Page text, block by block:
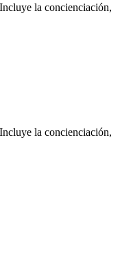
la concienciación,
la concienciación,